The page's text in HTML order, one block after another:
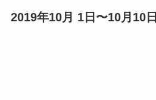
2019年10月 1日〜10月10